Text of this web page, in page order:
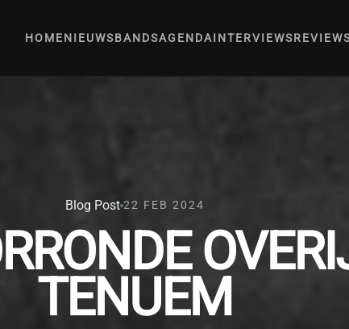
HOMENIEUWSBANDSAGENDAINTERVIEWS
Blog Post 22 FEB 2024
TENUEM